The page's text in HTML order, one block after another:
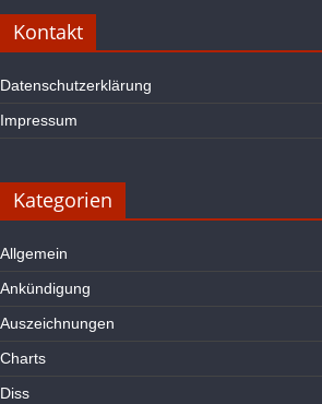
Kontakt
Datenschutzerklärung
Impressum
Kategorien
Allgemein
Ankündigung
Auszeichnungen
Charts
Diss